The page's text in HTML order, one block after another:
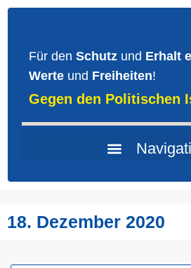
Für den Schutz und Erhalt
Werte und Freiheiten!
Gegen den Politischen
18. Dezember 2020